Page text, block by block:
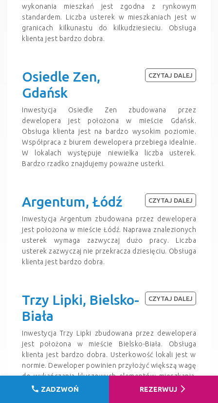
wykonania mieszkań jest zgodna z rynkowym
standardem. Liczba usterek w mieszkaniach jest w
granicach kilkunastu do kilkudziesieciu. Obsługa
klienta jest bardzo dobra.
Osiedle Zen,
Gdańsk
Inwestycja Osiedle Zen zbudowana przez
dewelopera jest położona w mieście Gdańsk.
Obsługa klienta jest na bardzo wysokim poziomie.
Współpraca z biurem dewelopera przebiega idealnie.
W lokalach występuje niewielka liczba usterek.
Bardzo rzadko znajdujemy poważne usterki.
CZYTAJ DALEJ
Argentum, Łódź
Inwestycja Argentum zbudowana przez dewelopera
jest położona w mieście Łódź. Naprawa znalezionych
usterek wymaga zazwyczaj dużo pracy. Liczba
usterek zazwyczaj nie przekracza dziesięciu. Obsługa
klienta jest bardzo dobra.
CZYTAJ DALEJ
Trzy Lipki, Bielsko-
Biała
Inwestycja Trzy Lipki zbudowana przez dewelopera
jest położona w mieście Bielsko-Biała. Obsługa
klienta jest bardzo dobra. Usterkowość lokali jest w
normie. Deweloper powinien przyłożyć większą wagę
do wykańczania kluczowych elementów mieszkania.
Zdarzają się skomplikowane i trudne do usunięcia
CZYTAJ DALEJ
call ZADZWOŃ REZERWUJ arrow_forward_ios